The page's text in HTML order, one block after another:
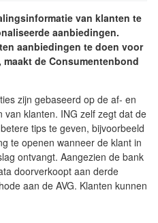
van klanten te
aanbiedingen.
aanbiedingen te doen voor
de Consumentenbond
zijn gebaseerd op de af- en
klanten. ING zelf zegt dat de
tips te geven, bijvoorbeeld
te openen wanneer de klant in
ontvangt. Aangezien de bank
doorverkoopt aan derde
aan de AVG. Klanten kunnen